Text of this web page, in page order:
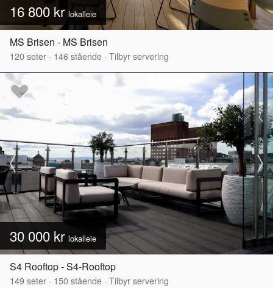
16 800 kr lokalleie
MS Brisen - MS Brisen
120seter · 146stående · Tilbyr servering
30 000 kr lokalleie
S4 Rooftop - S4-Rooftop
149seter · 150stående · Tilbyr servering